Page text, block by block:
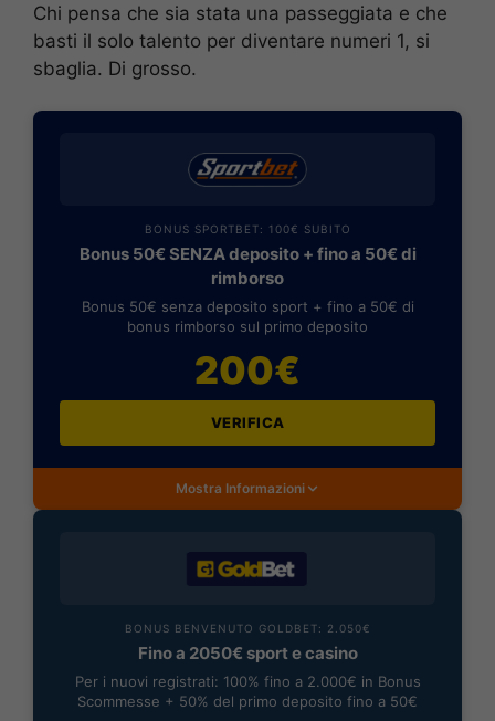
Chi pensa che sia stata una passeggiata e che
basti il solo talento per diventare numeri 1, si
sbaglia. Di grosso.
BONUS SPORTBET: 100€ SUBITO
Bonus 50€ SENZA deposito + fino a 50€ di
rimborso
Bonus 50€ senza deposito sport + fino a 50€ di
bonus rimborso sul primo deposito
200€
VERIFICA
Mostra Informazioni
BONUS BENVENUTO GOLDBET: 2.050€
Fino a 2050€ sport e casino
Per i nuovi registrati: 100% fino a 2.000€ in Bonus
Scommesse + 50% del primo deposito fino a 50€